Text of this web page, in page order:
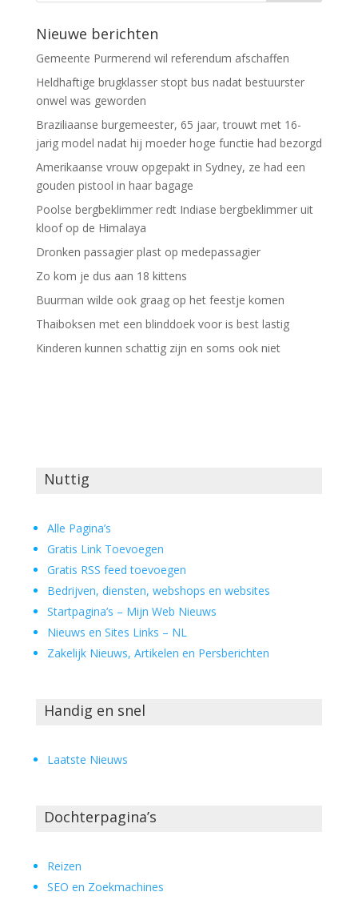
Nieuwe berichten
Gemeente Purmerend wil referendum afschaffen
Heldhaftige brugklasser stopt bus nadat bestuurster
onwel was geworden
Braziliaanse burgemeester, 65 jaar, trouwt met 16-
jarig model nadat hij moeder hoge functie had bezorgd
Amerikaanse vrouw opgepakt in Sydney, ze had een
gouden pistool in haar bagage
Poolse bergbeklimmer redt Indiase bergbeklimmer uit
kloof op de Himalaya
Dronken passagier plast op medepassagier
Zo kom je dus aan 18 kittens
Buurman wilde ook graag op het feestje komen
Thaiboksen met een blinddoek voor is best lastig
Kinderen kunnen schattig zijn en soms ook niet
Nuttig
Alle Pagina’s
Gratis Link Toevoegen
Gratis RSS feed toevoegen
Bedrijven, diensten, webshops en websites
Startpagina’s – Mijn Web Nieuws
Nieuws en Sites Links – NL
Zakelijk Nieuws, Artikelen en Persberichten
Handig en snel
Laatste Nieuws
Dochterpagina’s
Reizen
SEO en Zoekmachines